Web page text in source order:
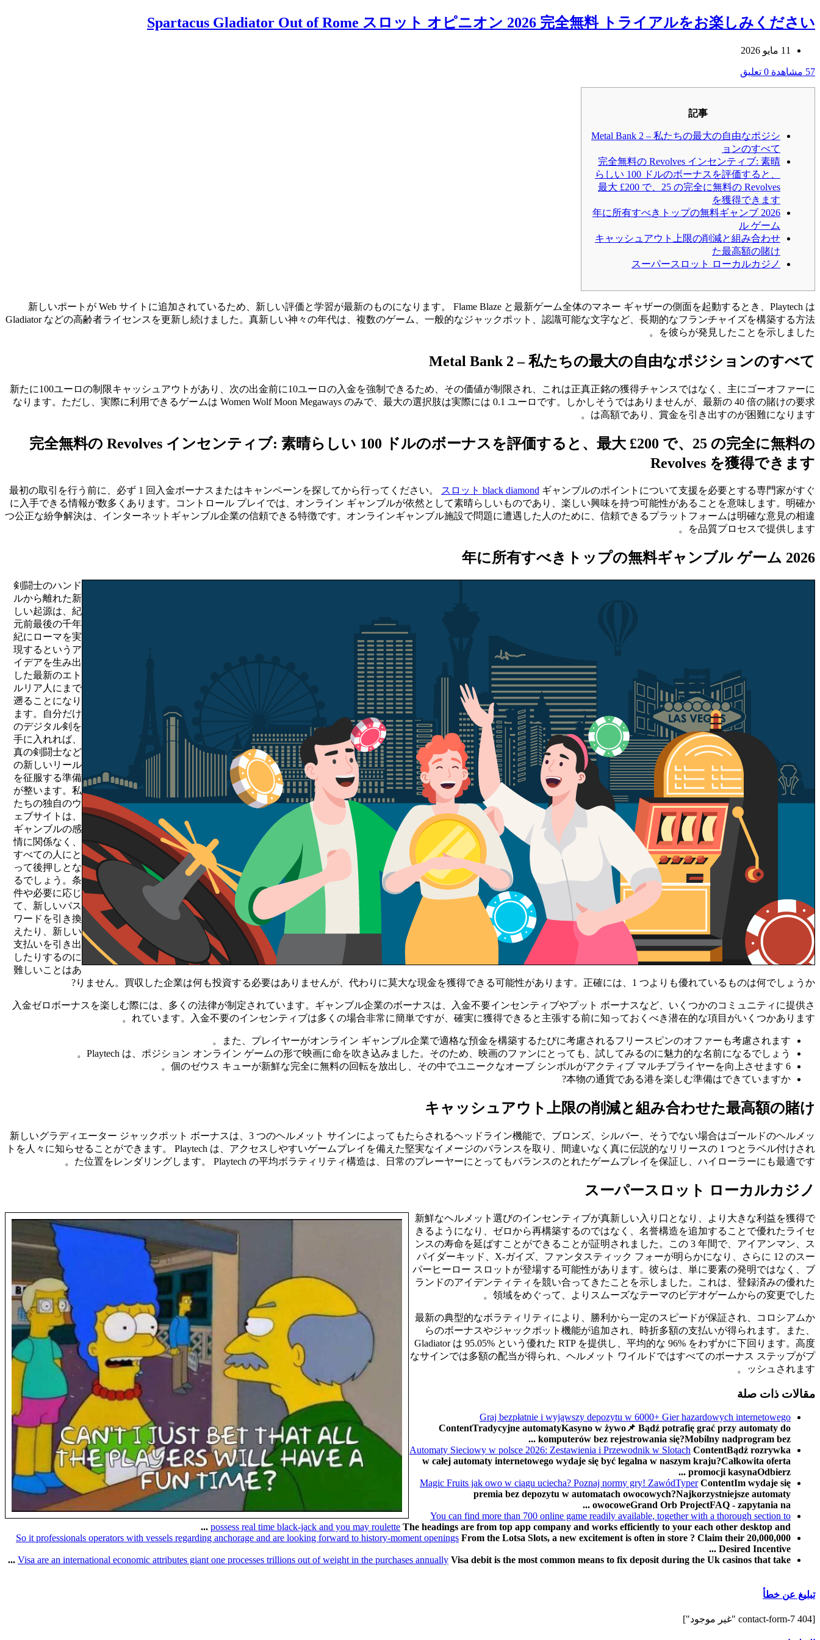
Spartacus Gladiator Out of Rome スロット オピニオン 2026 完全無料 トライアルをお楽しみください
11 مايو 2026
57 مشاهدة 0 تعليق
記事
Metal Bank 2 – 私たちの最大の自由なポジシ
ョンのすべて
完全無料の Revolves インセンティブ: 素晴
らしい 100 ドルのボーナスを評価すると、
最大 £200 で、25 の完全に無料の Revolves
を獲得できます
2026 年に所有すべきトップの無料ギャンブ
ル ゲーム
キャッシュアウト上限の削減と組み合わせ
た最高額の賭け
スーパースロット ローカルカジノ
新しいポートが Web サイトに追加されているため、新しい評価と学習が最新のものになります。 Flame Blaze と最新ゲーム全体のマネー ギャザーの側面を起動するとき、Playtech は
Gladiator などの高齢者ライセンスを更新し続けました。真新しい神々の年代は、複数のゲーム、一般的なジャックポット、認識可能な文字など、長期的なフランチャイズを構築する方法
を彼らが発見したことを示しました。
Metal Bank 2 – 私たちの最大の自由なポジションのすべて
新たに100ユーロの制限キャッシュアウトがあり、次の出金前に10ユーロの入金を強制できるため、その価値が制限され、これは正真正銘の獲得チャンスではなく、主にゴーオファーに
なります。ただし、実際に利用できるゲームは Women Wolf Moon Megaways のみで、最大の選択肢は実際には 0.1 ユーロです。しかしそうではありませんが、最新の 40 倍の賭けの要求
は高額であり、賞金を引き出すのが困難になります。
完全無料の Revolves インセンティブ: 素晴らしい 100 ドルのボーナスを評価すると、最大 £200 で、25 の完全に無料の
Revolves を獲得できます
最初の取引を行う前に、必ず 1 回入金ボーナスまたはキャンペーンを探してから行ってください。 スロット black diamond ギャンブルのポイントについて支援を必要とする専門家がすぐ
に入手できる情報が数多くあります。コントロール プレイでは、オンライン ギャンブルが依然として素晴らしいものであり、楽しい興味を持つ可能性があることを意味します。明確か
つ公正な紛争解決は、インターネットギャンブル企業の信頼できる特徴です。オンラインギャンブル施設で問題に遭遇した人のために、信頼できるプラットフォームは明確な意見の相違
を品質プロセスで提供します。
2026 年に所有すべきトップの無料ギャンブル ゲーム
剣闘士のハンド
ルから離れた新
しい起源は、紀
元前最後の千年
紀にローマを実
現するというア
イデアを生み出
した最新のエト
ルリア人にまで
遡ることになり
ます。自分だけ
のデジタル剣を
手に入れれば、
真の剣闘士など
の新しいリール
を征服する準備
が整います。私
たちの独自のウ
ェブサイトは、
ギャンブルの感
情に関係なく、
すべての人にと
って後押しとな
るでしょう。条
件や必要に応じ
て、新しいパス
ワードを引き換
えたり、新しい
支払いを引き出
したりするのに
難しいことはあ
りません。買収した企業は何も投資する必要はありませんが、代わりに莫大な現金を獲得できる可能性があります。正確には、1 つよりも優れているものは何でしょうか?
入金ゼロボーナスを楽しむ際には、多くの法律が制定されています。ギャンブル企業のボーナスは、入金不要インセンティブやプット ボーナスなど、いくつかのコミュニティに提供さ
れています。入金不要のインセンティブは多くの場合非常に簡単ですが、確実に獲得できると主張する前に知っておくべき潜在的な項目がいくつかあります。
また、プレイヤーがオンライン ギャンブル企業で適格な預金を構築するたびに考慮されるフリースピンのオファーも考慮されます。
Playtech は、ポジション オンライン ゲームの形で映画に命を吹き込みました。そのため、映画のファンにとっても、試してみるのに魅力的な名前になるでしょう。
6 個のゼウス キューが新鮮な完全に無料の回転を放出し、その中でユニークなオーブ シンボルがアクティブ マルチプライヤーを向上させます。
本物の通貨である港を楽しむ準備はできていますか?
キャッシュアウト上限の削減と組み合わせた最高額の賭け
新しいグラディエーター ジャックポット ボーナスは、3 つのヘルメット サインによってもたらされるヘッドライン機能で、ブロンズ、シルバー、そうでない場合はゴールドのヘルメッ
トを人々に知らせることができます。 Playtech は、アクセスしやすいゲームプレイを備えた堅実なイメージのバランスを取り、間違いなく真に伝説的なリリースの 1 つとラベル付けされ
た位置をレンダリングします。 Playtech の平均ボラティリティ構造は、日常のプレーヤーにとってもバランスのとれたゲームプレイを保証し、ハイローラーにも最適です。
スーパースロット ローカルカジノ
新鮮なヘルメット選びのインセンティブが真新しい入り口となり、より大きな利益を獲得で
きるようになり、ゼロから再構築するのではなく、名誉構造を追加することで優れたライセ
ンスの寿命を延ばすことができることが証明されました。この 3 年間で、アイアンマン、ス
パイダーキッド、X-ガイズ、ファンタスティック フォーが明らかになり、さらに 12 のスー
パーヒーロー スロットが登場する可能性があります。彼らは、単に要素の発明ではなく、ブ
ランドのアイデンティティを競い合ってきたことを示しました。これは、登録済みの優れた
領域をめぐって、よりスムーズなテーマのビデオゲームからの変更でした。
最新の典型的なボラティリティにより、勝利から一定のスピードが保証され、コロシアムか
らのボーナスやジャックポット機能が追加され、時折多額の支払いが得られます。また、
Gladiator は 95.05% という優れた RTP を提供し、平均的な 96% をわずかに下回ります。高度
なサインでは多額の配当が得られ、ヘルメット ワイルドではすべてのボーナス ステップがプ
ッシュされます。
مقالات ذات صلة
Graj bezpłatnie i wyjąwszy depozytu w 6000+ Gier hazardowych internetowego
ContentTradycyjne automatyKasyno w żywo📌 Bądź potrafię grać przy automaty do
komputerów bez rejestrowania się?Mobilny nadprogram bez ...
Automaty Sieciowy w polsce 2026: Zestawienia i Przewodnik w Slotach ContentBądź rozrywka
w całej automaty internetowego wydaje się być legalna w naszym kraju?Całkowita oferta
promocji kasynaOdbierz ...
Magic Fruits jak owo w ciągu uciecha? Poznaj normy gry! ZawódTyper ContentIm wydaje się
premia bez depozytu w automatach owocowych?Najkorzystniejsze automaty
owocoweGrand Orb ProjectFAQ - zapytania na ...
You can find more than 700 online game readily available, together with a thorough section to
possess real time black-jack and you may roulette The headings are from top app company and works efficiently to your each other desktop and ...
So it professionals operators with vessels regarding anchorage and are looking forward to history-moment openings From the Lotsa Slots, a new excitement is often in store ? Claim their 20,000,000
Desired Incentive ...
Visa are an international economic attributes giant one processes trillions out of weight in the purchases annually Visa debit is the most common means to fix deposit during the Uk casinos that take ...
تبليغ عن خطأ
[contact-form-7 404 "غير موجود"]